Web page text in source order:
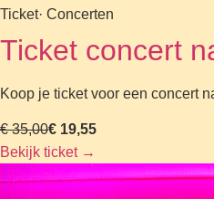
Ticket· Concerten
Ticket concert
Koop je ticket voor een concert
€ 35,00€ 19,55
Bekijk ticket →